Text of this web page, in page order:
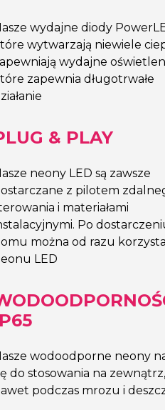
wydajne diody
wytwarzają niewiele
wydajne
zapewnia długotrwałe
& PLAY
neony LED są zawsze
z pilotem
i materiałami
Po
można od razu
LED
wodoodporne neony
do stosowania na zewnątrz,
podczas mrozu i